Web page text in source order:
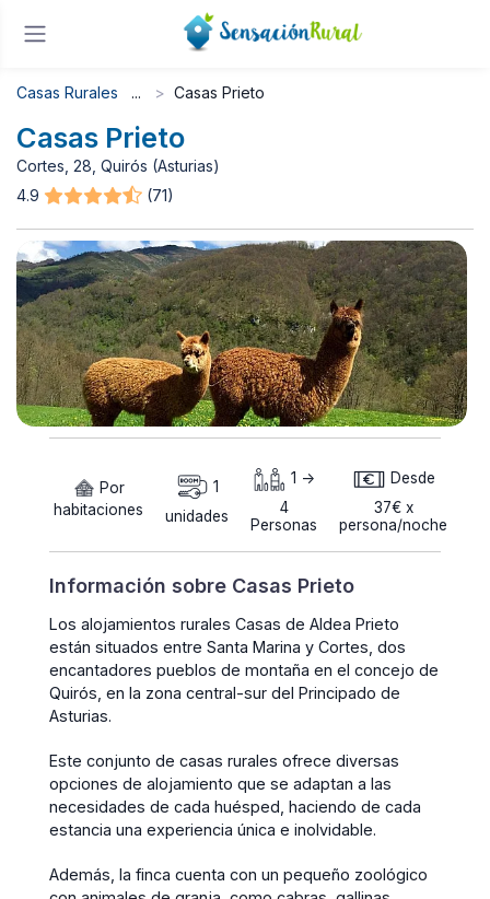
Casas Rurales Casas Prieto
Casas Prieto
Cortes, 28, Quirós (Asturias)
4.9
(71)
Por
habitaciones
1
unidades
1 ->
4
Personas
Desde
37€ x
persona/noche
Información sobre Casas Prieto
Los alojamientos rurales Casas de Aldea Prieto
están situados entre Santa Marina y Cortes, dos
encantadores pueblos de montaña en el concejo de
Quirós, en la zona central-sur del Principado de
Asturias.
Este conjunto de casas rurales ofrece diversas
opciones de alojamiento que se adaptan a las
necesidades de cada huésped, haciendo de cada
estancia una experiencia única e inolvidable.
Además, la finca cuenta con un pequeño zoológico